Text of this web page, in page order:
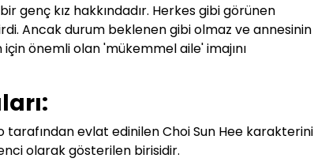
genç kız hakkındadır. Herkes gibi görünen
Ancak durum beklenen gibi olmaz ve annesinin
önemli olan 'mükemmel aile' imajını
tarafından evlat edinilen Choi Sun Hee karakterini
olarak gösterilen birisidir.